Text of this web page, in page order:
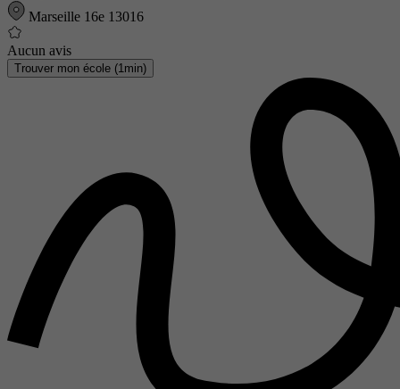
Marseille 16e 13016
Aucun avis
Trouver mon école (1min)